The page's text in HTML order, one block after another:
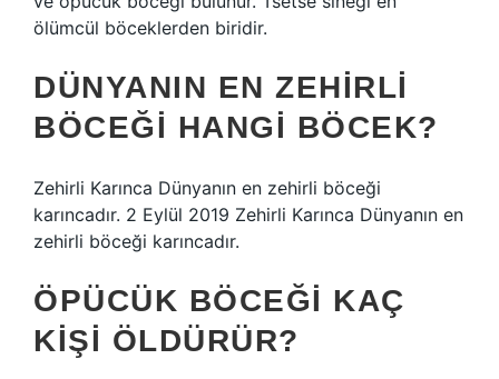
ölümcül böceklerden biridir.
DÜNYANIN EN ZEHIRLI
BÖCEĞI HANGI BÖCEK?
Zehirli Karınca Dünyanın en zehirli böceği
karıncadır. 2 Eylül 2019 Zehirli Karınca Dünyanın en
zehirli böceği karıncadır.
ÖPÜCÜK BÖCEĞI KAÇ
KIŞI ÖLDÜRÜR?